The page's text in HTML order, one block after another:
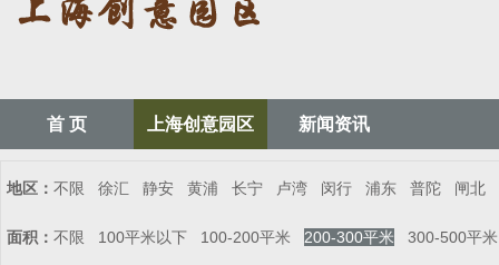
首 页 上海创意园区 新闻资讯
地区： 不限 徐汇 静安 黄浦 长宁 卢湾 闵行 浦东 普陀 闸北
面积： 不限 100平米以下 100-200平米 200-300平米 300-500平米